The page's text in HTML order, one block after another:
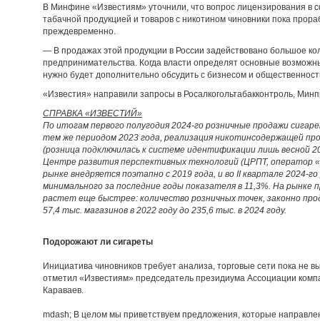
В Минфине «Известиям» уточнили, что вопрос лицензирования в
табачной продукцией и товаров с никотином чиновники пока
преждевременно.
— В продажах этой продукции в России задействовано большое
предпринимательства. Когда власти определят основные
нужно будет дополнительно обсудить с бизнесом и
«Известия» направили запросы в Росалкогольтабакконтроль,
СПРАВКА «ИЗВЕСТИЙ»
По итогам первого полугодия 2024-го розничные продажи
тем же периодом 2023 года, реализация никотинсодержащей
(розница подключилась к системе идентификации лишь весной
Центре развития перспективных технологий (ЦРПТ, оператор
рынке внедряется поэтапно с 2019 года, и во II квартале 2024-
минимального за последние годы показателя в 11,3%. На рынке
растет еще быстрее: количество розничных точек, законно
57,4 тыс. магазинов в 2022 году до 235,6 тыс. в 2024 году.
Подорожают ли сигареты
Инициатива чиновников требует анализа, торговые сети пока не
отметил «Известиям» председатель президиума Ассоциации
Караваев.
mdash; В целом мы приветствуем предложения, которые